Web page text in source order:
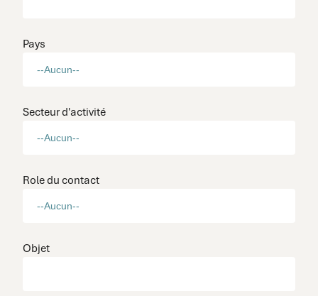
Pays
Secteur d'activité
Role du contact
Objet